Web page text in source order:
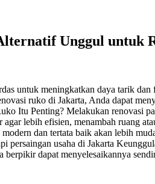
Unggul untuk
untuk meningkatkan daya tarik
ruko di Jakarta, Anda dapat
Itu Penting? Melakukan renovasi
lebih efisien, menambah ruang
dan tertata baik akan lebih
persaingan usaha di Jakarta
dapat menyelesaikannya